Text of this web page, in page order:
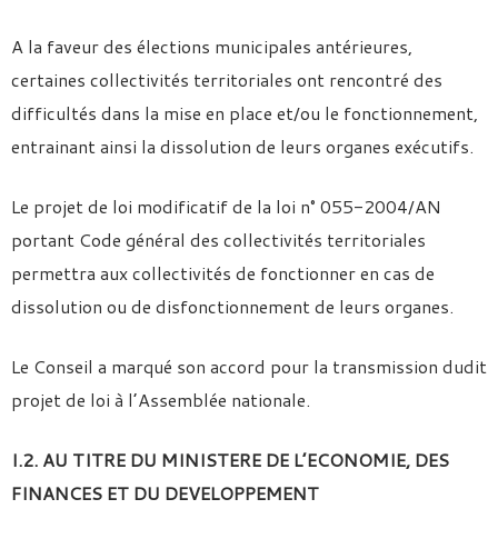
A la faveur des élections municipales antérieures,
certaines collectivités territoriales ont rencontré des
difficultés dans la mise en place et/ou le fonctionnement,
entrainant ainsi la dissolution de leurs organes exécutifs.
Le projet de loi modificatif de la loi n° 055-2004/AN
portant Code général des collectivités territoriales
permettra aux collectivités de fonctionner en cas de
dissolution ou de disfonctionnement de leurs organes.
Le Conseil a marqué son accord pour la transmission dudit
projet de loi à l’Assemblée nationale.
I.2. AU TITRE DU MINISTERE DE L’ECONOMIE, DES
FINANCES ET DU DEVELOPPEMENT